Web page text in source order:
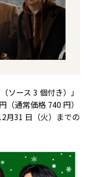
ソース 3 個付き）」
通常価格 740 円）
月31 日（火）までの